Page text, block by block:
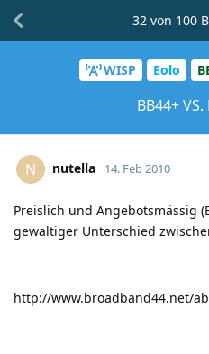
WISP Eolo
BB44+
32von 100
N nutella 14. Feb 2010
Preislich und Angebotsmässig
gewaltiger Unterschied
http://www.broadband44.net/